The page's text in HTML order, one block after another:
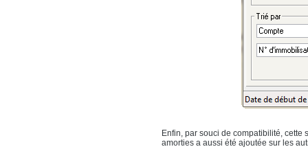
Enfin, par souci de compatibilité,
amorties a aussi été ajoutée sur les